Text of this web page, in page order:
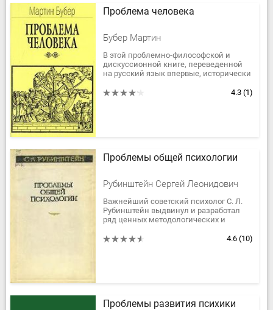
Проблема человека
Бубер Мартин
В этой проблемно-философской и
дискуссионной книге, переведенной
на русский язык впервые, исторически
диалогического принципа и
4.3 (1)
Проблемы общей психологии
Рубинштейн Сергей Леонидович
Важнейший советский психолог С. Л.
Рубинштейн выдвинул и разработал
ряд ценных методологических и
важное значение для советской...4.6 (10)
Проблемы развития психики